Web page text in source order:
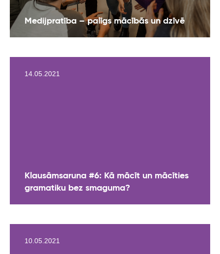
Medijpratība – palīgs mācībās un dzīvē
14.05.2021
Klausāmsaruna #6: Kā mācīt un mācīties
gramatiku bez smaguma?
10.05.2021